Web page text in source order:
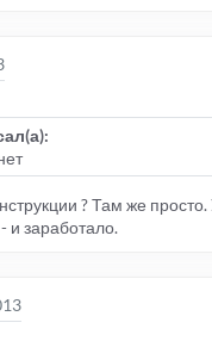
? Там же
и заработало.